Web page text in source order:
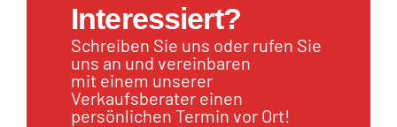
Interessiert?
Schreiben Sie uns oder rufen Sie
uns an und vereinbaren
mit einem unserer
Verkaufsberater einen
persönlichen Termin vor Ort!